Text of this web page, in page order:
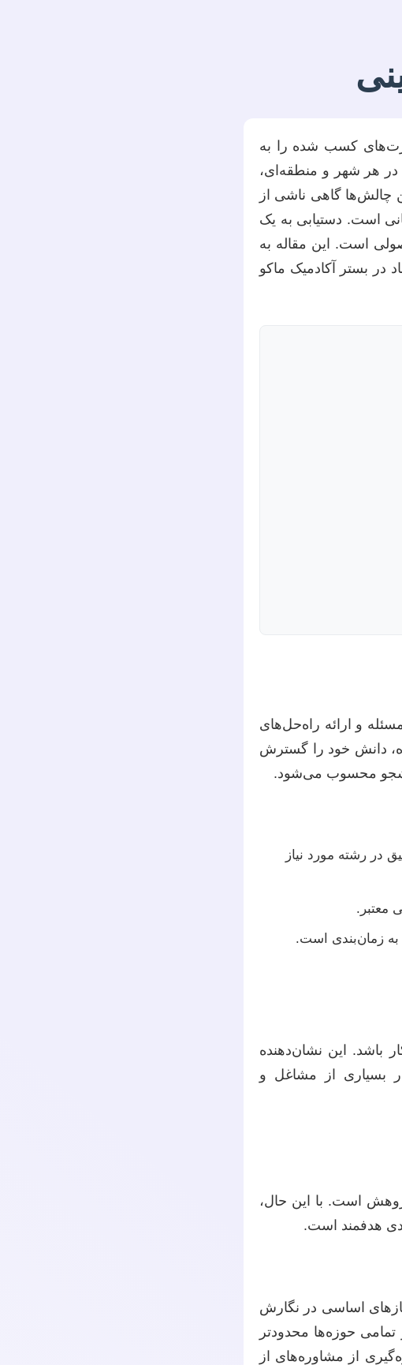
کسب شده را به
هر شهر و منطقه‌ای،
چالش‌ها گاهی ناشی از
است. دستیابی به یک
است. این مقاله به
در بستر آکادمیک ماکو
و ارائه راه‌حل‌های
دانش خود را گسترش
محسوب می‌شود.
در رشته مورد نیاز
معتبر.
به زمان‌بندی است.
باشد. این نشان‌دهنده
بسیاری از مشاغل و
است. با این حال،
هدفمند است.
اساسی در نگارش
حوزه‌ها محدودتر
از مشاوره‌های از